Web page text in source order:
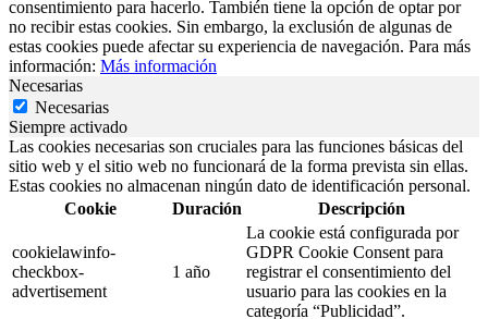
consentimiento para hacerlo. También tiene la opción de optar por
no recibir estas cookies. Sin embargo, la exclusión de algunas de
estas cookies puede afectar su experiencia de navegación. Para más
información: Más información
Necesarias
Necesarias
Siempre activado
Las cookies necesarias son cruciales para las funciones básicas del
sitio web y el sitio web no funcionará de la forma prevista sin ellas.
Estas cookies no almacenan ningún dato de identificación personal.
Cookie
Duración Descripción
cookielawinfo-
checkbox-
advertisement
1 año
La cookie está configurada por
GDPR Cookie Consent para
registrar el consentimiento del
usuario para las cookies en la
categoría “Publicidad”.